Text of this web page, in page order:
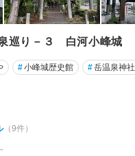
巡り－３ 白河小峰城
#小峰城歴史館 #岳温泉神社
（9件）